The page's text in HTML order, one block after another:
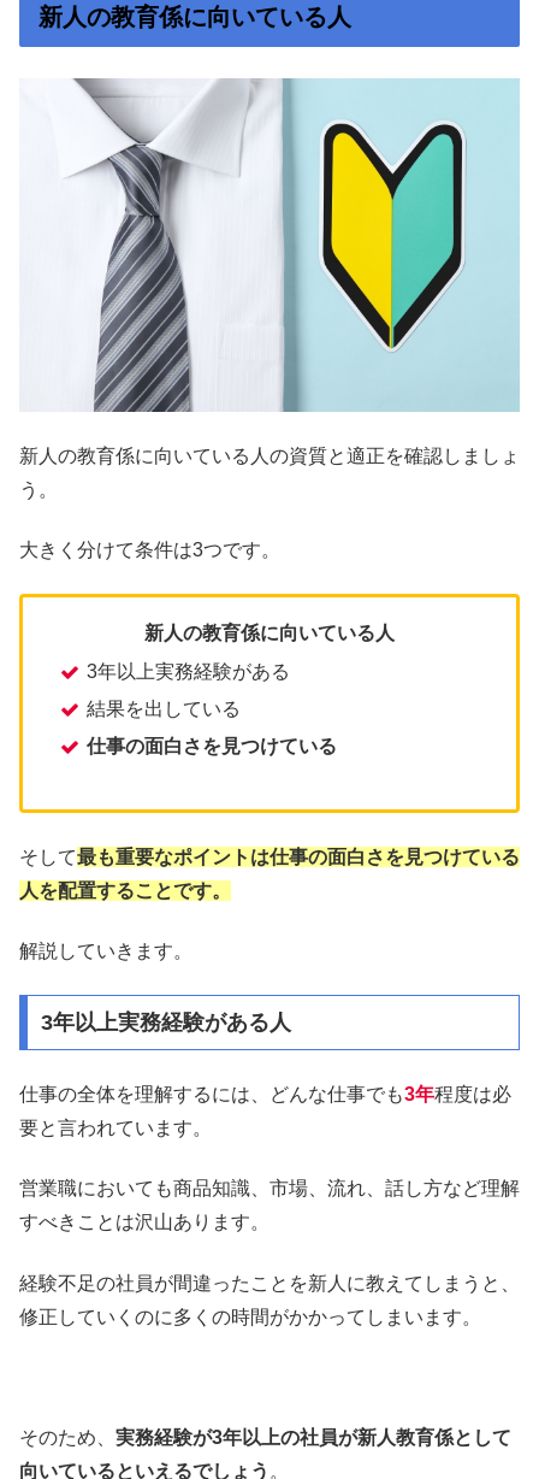
新人の教育係に向いている人
新人の教育係に向いている人の資質と適正を確認しましょ
う。
大きく分けて条件は3つです。
新人の教育係に向いている人
3年以上実務経験がある
結果を出している
仕事の面白さを見つけている
そして最も重要なポイントは仕事の面白さを見つけている
人を配置することです。
解説していきます。
3年以上実務経験がある人
仕事の全体を理解するには、どんな仕事でも3年程度は必
要と言われています。
営業職においても商品知識、市場、流れ、話し方など理解
すべきことは沢山あります。
経験不足の社員が間違ったことを新人に教えてしまうと、
修正していくのに多くの時間がかかってしまいます。
そのため、 実務経験が3年以上の社員が新人教育係として
向いているといえるでしょう 。